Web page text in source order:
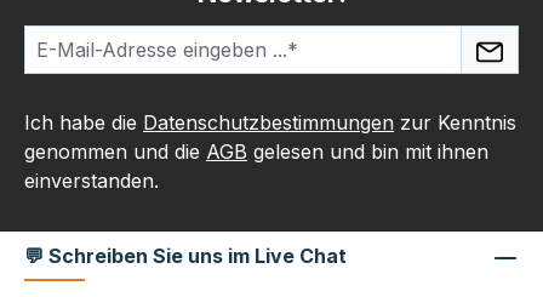
Ich habe die Datenschutzbestimmungen zur Kenntnis
genommen und die AGB gelesen und bin mit ihnen
einverstanden.
💬 Schreiben Sie uns im Live Chat